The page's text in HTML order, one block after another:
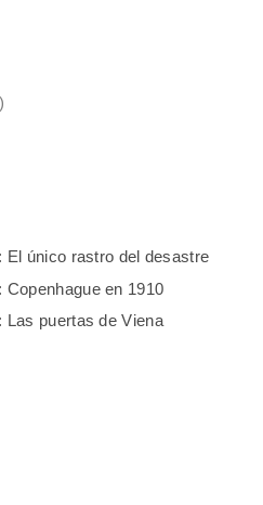
El único rastro del desastre
en 1910
Las puertas de Viena